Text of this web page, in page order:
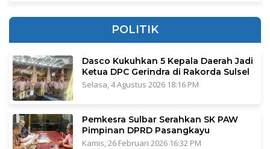
POLITIK
Dasco Kukuhkan 5 Kepala Daerah Jadi
Ketua DPC Gerindra di Rakorda Sulsel
Selasa, 4 Agustus 2026 18:16 PM
Pemkesra Sulbar Serahkan SK PAW
Pimpinan DPRD Pasangkayu
Kamis, 26 Februari 2026 16:32 PM